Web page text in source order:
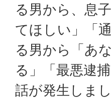
る男から、息
てほしい」「
る男から「あ
る」「最悪逮
話が発生しまし